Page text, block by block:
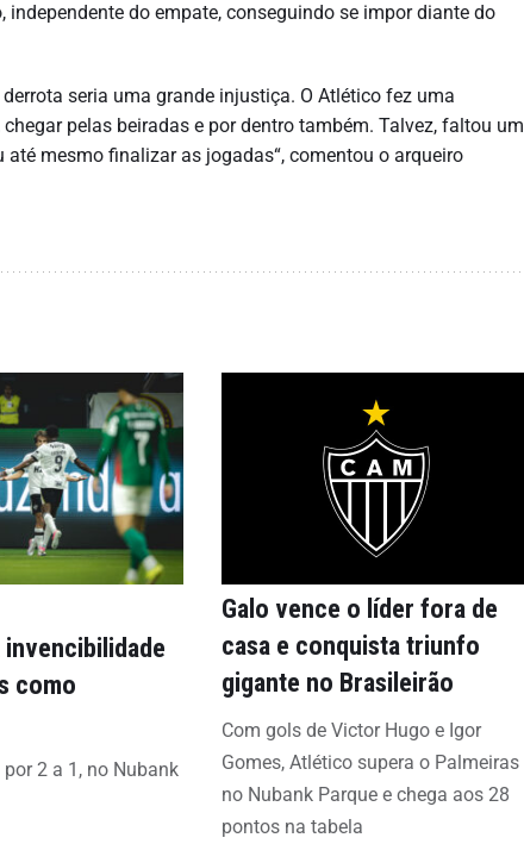
do empate, conseguindo se impor diante do
seria uma grande injustiça. O Atlético fez uma
pelas beiradas e por dentro também. Talvez, faltou um
mesmo finalizar as jogadas“, comentou o arqueiro
invencibilidade
como
2 a 1, no Nubank
Galo vence o líder fora de
casa e conquista triunfo
gigante no Brasileirão
Com gols de Victor Hugo e Igor
Gomes, Atlético supera o Palmeiras
no Nubank Parque e chega aos 28
pontos na tabela